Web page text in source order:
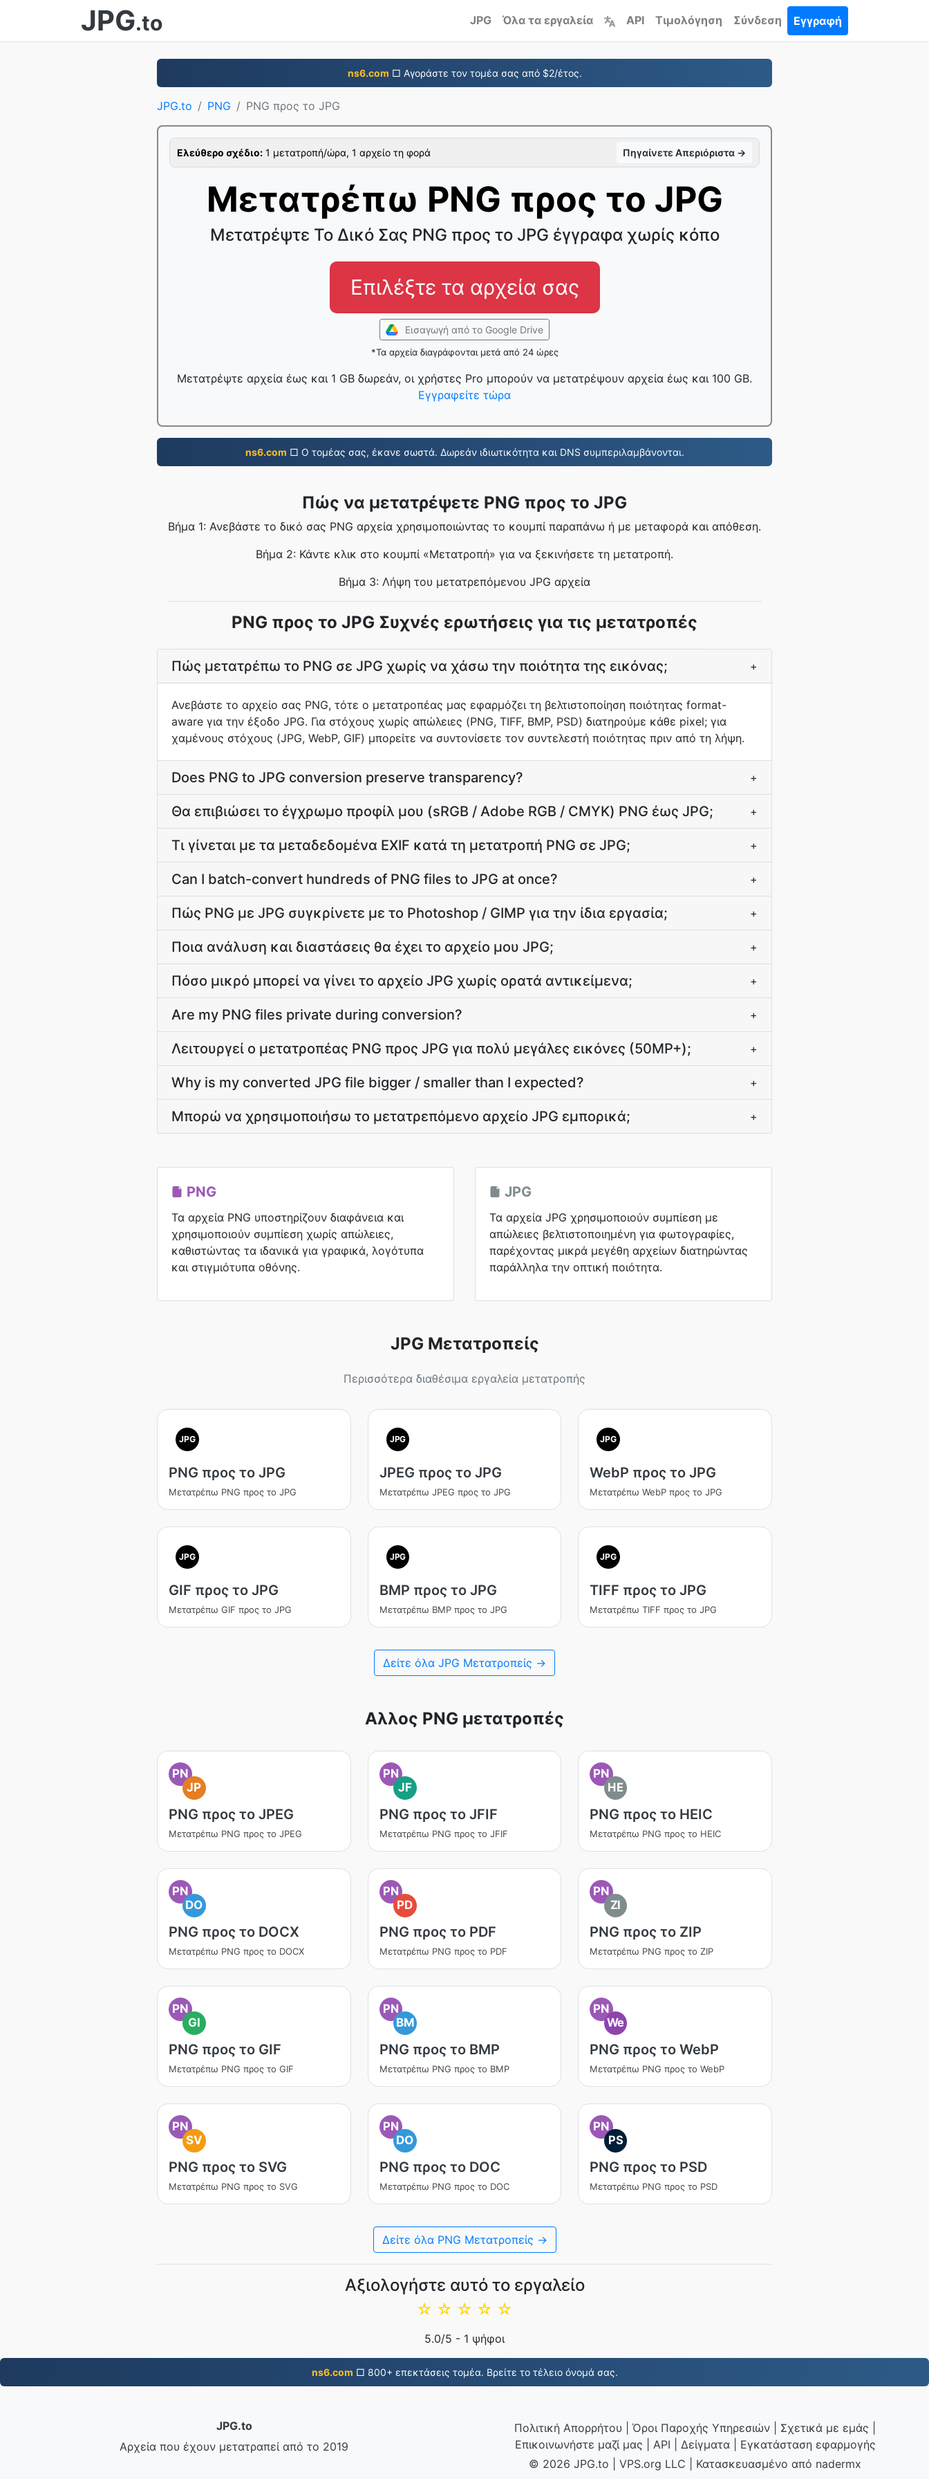
JPG.to JPG Όλα τα εργαλεία API Τιμολόγηση Σύνδεση Εγγραφή
ns6.com □ Αγοράστε τον τομέα σας από $2/έτος.
JPG.to PNG PNG προς το JPG
Ελεύθερο σχέδιο: 1 μετατροπή/ώρα, 1 αρχείο τη φορά Πηγαίνετε Απεριόριστα →
Μετατρέπω PNG προς το JPG
Μετατρέψτε Το Δικό Σας PNG προς το JPG έγγραφα χωρίς κόπο
Επιλέξτε τα αρχεία σας
Εισαγωγή από το Google Drive
*Τα αρχεία διαγράφονται μετά από 24 ώρες
Μετατρέψτε αρχεία έως και 1 GB δωρεάν, οι χρήστες Pro μπορούν να μετατρέψουν αρχεία έως και 100 GB.
Εγγραφείτε τώρα
ns6.com □ Ο τομέας σας, έκανε σωστά. Δωρεάν ιδιωτικότητα και DNS συμπεριλαμβάνονται.
Πώς να μετατρέψετε PNG προς το JPG
Βήμα 1: Ανεβάστε το δικό σας PNG αρχεία χρησιμοποιώντας το κουμπί παραπάνω ή με μεταφορά και απόθεση.
Βήμα 2: Κάντε κλικ στο κουμπί «Μετατροπή» για να ξεκινήσετε τη μετατροπή.
Βήμα 3: Λήψη του μετατρεπόμενου JPG αρχεία
PNG προς το JPG Συχνές ερωτήσεις για τις μετατροπές
Πώς μετατρέπω το PNG σε JPG χωρίς να χάσω την ποιότητα της εικόνας; +
Ανεβάστε το αρχείο σας PNG, τότε ο μετατροπέας μας εφαρμόζει τη βελτιστοποίηση ποιότητας format-
aware για την έξοδο JPG. Για στόχους χωρίς απώλειες (PNG, TIFF, BMP, PSD) διατηρούμε κάθε pixel; για
χαμένους στόχους (JPG, WebP, GIF) μπορείτε να συντονίσετε τον συντελεστή ποιότητας πριν από τη λήψη.
Does PNG to JPG conversion preserve transparency? +
Θα επιβιώσει το έγχρωμο προφίλ μου (sRGB / Adobe RGB / CMYK) PNG έως JPG; +
Τι γίνεται με τα μεταδεδομένα EXIF κατά τη μετατροπή PNG σε JPG; +
Can I batch-convert hundreds of PNG files to JPG at once? +
Πώς PNG με JPG συγκρίνετε με το Photoshop / GIMP για την ίδια εργασία; +
Ποια ανάλυση και διαστάσεις θα έχει το αρχείο μου JPG; +
Πόσο μικρό μπορεί να γίνει το αρχείο JPG χωρίς ορατά αντικείμενα; +
Are my PNG files private during conversion? +
Λειτουργεί ο μετατροπέας PNG προς JPG για πολύ μεγάλες εικόνες (50MP+); +
Why is my converted JPG file bigger / smaller than I expected? +
Μπορώ να χρησιμοποιήσω το μετατρεπόμενο αρχείο JPG εμπορικά; +
PNG
Τα αρχεία PNG υποστηρίζουν διαφάνεια και
χρησιμοποιούν συμπίεση χωρίς απώλειες,
καθιστώντας τα ιδανικά για γραφικά, λογότυπα
και στιγμιότυπα οθόνης.
JPG
Τα αρχεία JPG χρησιμοποιούν συμπίεση με
απώλειες βελτιστοποιημένη για φωτογραφίες,
παρέχοντας μικρά μεγέθη αρχείων διατηρώντας
παράλληλα την οπτική ποιότητα.
JPG Μετατροπείς
Περισσότερα διαθέσιμα εργαλεία μετατροπής
JPG
PNG προς το JPG
Μετατρέπω PNG προς το JPG
JPG
JPEG προς το JPG
Μετατρέπω JPEG προς το JPG
JPG
WebP προς το JPG
Μετατρέπω WebP προς το JPG
JPG
GIF προς το JPG
Μετατρέπω GIF προς το JPG
JPG
BMP προς το JPG
Μετατρέπω BMP προς το JPG
JPG
TIFF προς το JPG
Μετατρέπω TIFF προς το JPG
Δείτε όλα JPG Μετατροπείς →
Αλλος PNG μετατροπές
PN
JP
PNG προς το JPEG
Μετατρέπω PNG προς το JPEG
PN
JF
PNG προς το JFIF
Μετατρέπω PNG προς το JFIF
PN
HE
PNG προς το HEIC
Μετατρέπω PNG προς το HEIC
PN
DO
PNG προς το DOCX
Μετατρέπω PNG προς το DOCX
PN
PD
PNG προς το PDF
Μετατρέπω PNG προς το PDF
PN
ZI
PNG προς το ZIP
Μετατρέπω PNG προς το ZIP
PN
GI
PNG προς το GIF
Μετατρέπω PNG προς το GIF
PN
BM
PNG προς το BMP
Μετατρέπω PNG προς το BMP
PN
We
PNG προς το WebP
Μετατρέπω PNG προς το WebP
PN
SV
PNG προς το SVG
Μετατρέπω PNG προς το SVG
PN
DO
PNG προς το DOC
Μετατρέπω PNG προς το DOC
PN
PS
PNG προς το PSD
Μετατρέπω PNG προς το PSD
Δείτε όλα PNG Μετατροπείς →
Αξιολογήστε αυτό το εργαλείο
☆
☆
☆
☆
☆
5.0/5 - 1 ψήφοι
ns6.com □ 800+ επεκτάσεις τομέα. Βρείτε το τέλειο όνομά σας.
JPG.to
Αρχεία που έχουν μετατραπεί από το 2019
Πολιτική Απορρήτου Όροι Παροχής Υπηρεσιών Σχετικά με εμάς
Επικοινωνήστε μαζί μας
API Δείγματα| Εγκατάσταση εφαρμογής
© 2026 JPG.to
VPS.org LLC | Κατασκευασμένο από nadermx